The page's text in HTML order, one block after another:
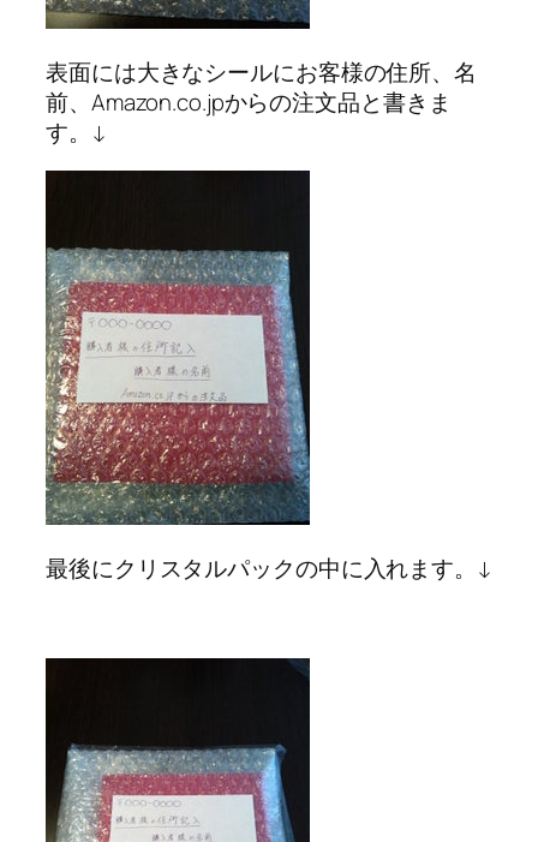
表面には大きなシールにお客様の住所、名
前、Amazon.co.jpからの注文品と書きま
す。↓
最後にクリスタルパックの中に入れます。↓